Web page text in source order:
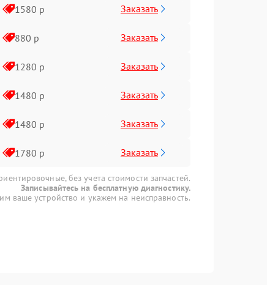
1580 р Заказать
880 р Заказать
1280 р Заказать
1480 р Заказать
1480 р Заказать
1780 р Заказать
без учета стоимости запчастей.
Записывайтесь на бесплатную диагностику.
ваше устройство и укажем на неисправность.